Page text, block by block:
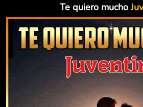
Te quiero mucho